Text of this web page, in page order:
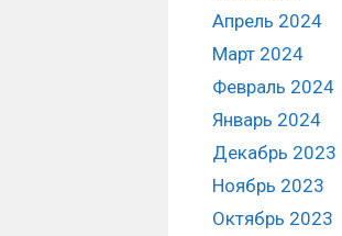
Апрель 2024
Март 2024
Февраль 2024
Январь 2024
Декабрь 2023
Ноябрь 2023
Октябрь 2023